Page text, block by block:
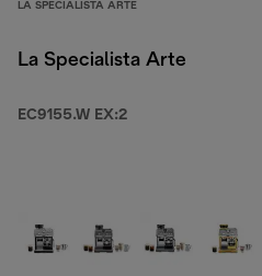
LA SPECIALISTA ARTE
La Specialista Arte
EC9155.W EX:2